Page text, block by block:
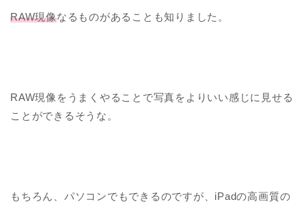
RAW現像なるものがあることも知りました。
RAW現像をうまくやることで写真をよりいい感じに見せる
ことができるそうな。
もちろん、パソコンでもできるのですが、iPadの高画質の